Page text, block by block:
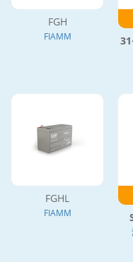
FGH
FIAMM
FGHL
FIAMM